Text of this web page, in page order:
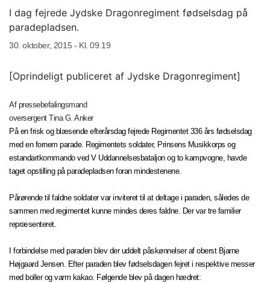
I dag fejrede Jydske Dragonregiment fødselsdag på
paradepladsen.
30. oktober, 2015 - Kl. 09.19
[Oprindeligt publiceret af Jydske Dragonregiment]
Af pressebefalingsmand
oversergent Tina G. Anker
På en frisk og blæsende efterårsdag fejrede Regimentet 336 års fødselsdag
med en fornem parade. Regimentets soldater, Prinsens Musikkorps og
estandartkommando ved V Uddannelsesbataljon og to kampvogne, havde
taget opstilling på paradepladsen foran mindestenene.
Pårørende til faldne soldater var inviteret til at deltage i paraden, således de
sammen med regimentet kunne mindes deres faldne. Der var tre familier
repræsenteret.
I forbindelse med paraden blev der uddelt påskønnelser af oberst Bjarne
Højgaard Jensen. Efter paraden blev fødselsdagen fejret i respektive messer
med boller og varm kakao. Følgende blev på dagen hædret: